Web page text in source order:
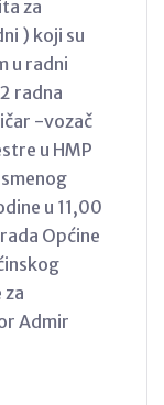
za
) koji su
u radni
radna
-vozač
u HMP
u 11,00
Općine
Admir